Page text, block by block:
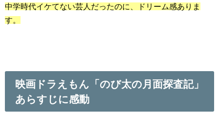
中学時代イケてない芸人だったのに、ドリーム感ありま
す。
映画ドラえもん「のび太の月面探査記」
あらすじに感動